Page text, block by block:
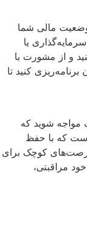
وضعیت مالی شما
یا
و از مشورت با
کنید تا
شوید که
است که با حفظ
کوچک برای
مراقبتی،